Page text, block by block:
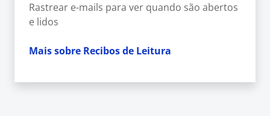
Rastrear e-mails para ver quando são abertos
e lidos
Mais sobre Recibos de Leitura